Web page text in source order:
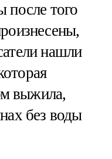
после того
нашли
выжила,
без воды